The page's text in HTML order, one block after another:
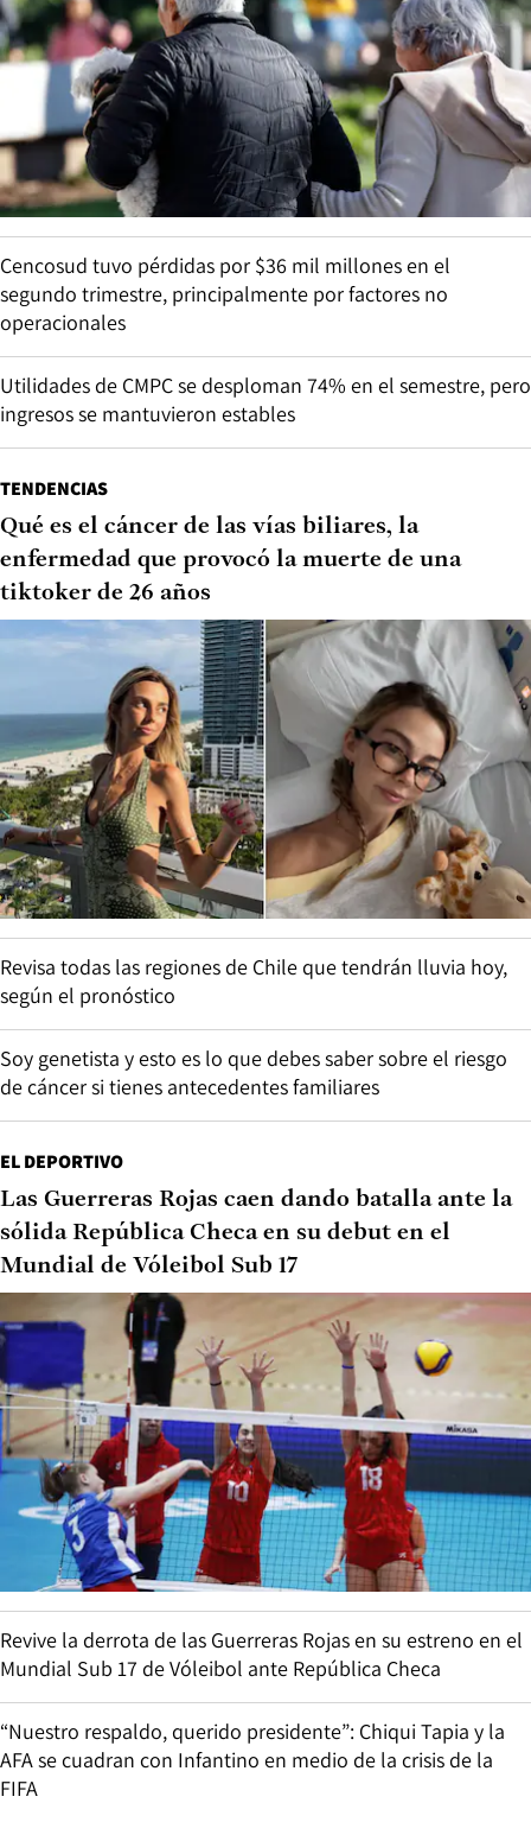
Cencosud tuvo pérdidas por $36 mil millones en el
segundo trimestre, principalmente por factores no
operacionales
Utilidades de CMPC se desploman 74% en el semestre, pero
ingresos se mantuvieron estables
TENDENCIAS
Qué es el cáncer de las vías biliares, la
enfermedad que provocó la muerte de una
tiktoker de 26 años
Revisa todas las regiones de Chile que tendrán lluvia hoy,
según el pronóstico
Soy genetista y esto es lo que debes saber sobre el riesgo
de cáncer si tienes antecedentes familiares
EL DEPORTIVO
Las Guerreras Rojas caen dando batalla ante la
sólida República Checa en su debut en el
Mundial de Vóleibol Sub 17
Revive la derrota de las Guerreras Rojas en su estreno en el
Mundial Sub 17 de Vóleibol ante República Checa
“Nuestro respaldo, querido presidente”: Chiqui Tapia y la
AFA se cuadran con Infantino en medio de la crisis de la
FIFA